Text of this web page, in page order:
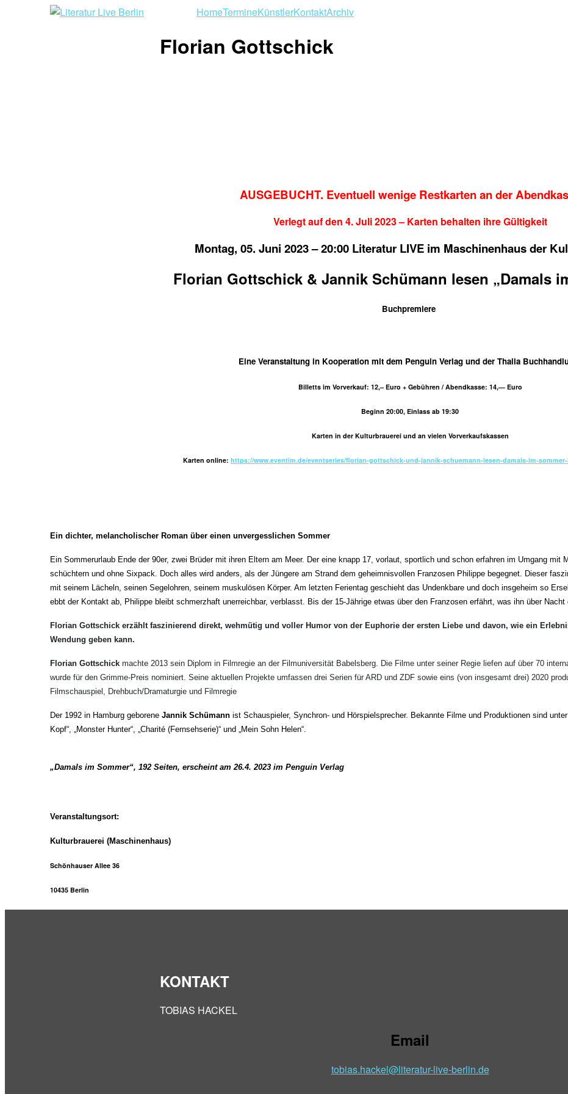
HomeTermineKünstlerKontaktArchiv
Florian Gottschick
AUSGEBUCHT. Eventuell wenige Restkarten an der
Verlegt auf den 4. Juli 2023 – Karten behalten ihre Gültigkeit
Montag, 05. Juni 2023 – 20:00 Literatur LIVE im Maschinenhaus der
Florian Gottschick & Jannik Schümann lesen „Damals
Buchpremiere
Eine Veranstaltung in Kooperation mit dem Penguin Verlag und der Thalia
Billetts im Vorverkauf: 12,– Euro + Gebühren / Abendkasse: 14,— Euro
Beginn 20:00, Einlass ab 19:30
Karten in der Kulturbrauerei und an vielen Vorverkaufskassen
Karten online: https://www.eventim.de/eventseries/florian-gottschick-und-jannik-schuemann-lesen-damals-im-sommer-
Ein dichter, melancholischer Roman über einen unvergesslichen Sommer
Ein Sommerurlaub Ende der 90er, zwei Brüder mit ihren Eltern am Meer. Der eine knapp 17, vorlaut, sportlich und schon erfahren im Umgang mit
schüchtern und ohne Sixpack. Doch alles wird anders, als der Jüngere am Strand dem geheimnisvollen Franzosen Philippe begegnet. Dieser
mit seinem Lächeln, seinen Segelohren, seinem muskulösen Körper. Am letzten Ferientag geschieht das Undenkbare und doch insgeheim so
ebbt der Kontakt ab, Philippe bleibt schmerzhaft unerreichbar, verblasst. Bis der 15-Jährige etwas über den Franzosen erfährt, was ihn über Nacht
Florian Gottschick erzählt faszinierend direkt, wehmütig und voller Humor von der Euphorie der ersten Liebe und davon, wie ein
Wendung geben kann.
Florian Gottschick machte 2013 sein Diplom in Filmregie an der Filmuniversität Babelsberg. Die Filme unter seiner Regie liefen auf über 70
wurde für den Grimme-Preis nominiert. Seine aktuellen Projekte umfassen drei Serien für ARD und ZDF sowie eins (von insgesamt drei) 2020
Filmschauspiel, Drehbuch/Dramaturgie und Filmregie
Der 1992 in Hamburg geborene Jannik Schümann ist Schauspieler, Synchron- und Hörspielsprecher. Bekannte Filme und Produktionen sind
Kopf“, „Monster Hunter“, „Charité (Fernsehserie)“ und „Mein Sohn Helen“.
„Damals im Sommer“, 192 Seiten, erscheint am 26.4. 2023 im Penguin Verlag
Veranstaltungsort:
Kulturbrauerei (Maschinenhaus)
Schönhauser Allee 36
10435 Berlin
KONTAKT
TOBIAS HACKEL
Email
tobias.hackel@literatur-live-berlin.de